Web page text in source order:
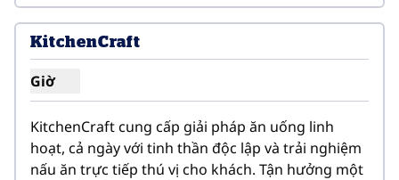
1/2
1/2
hình ảnh trước
KitchenCraft
Giờ
Hiển thị giờ cho KitchenCraft
KitchenCraft cung cấp giải pháp ăn uống linh
hoạt, cả ngày với tinh thần độc lập và trải nghiệm
nấu ăn trực tiếp thú vị cho khách. Tận hưởng một